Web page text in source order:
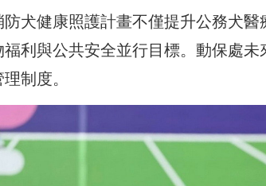
防犬健康照護計畫不僅提升公務犬
福利與公共安全並行目標。動保處
制度。